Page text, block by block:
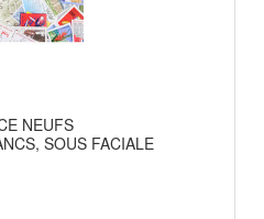
NEUFS
SOUS FACIALE